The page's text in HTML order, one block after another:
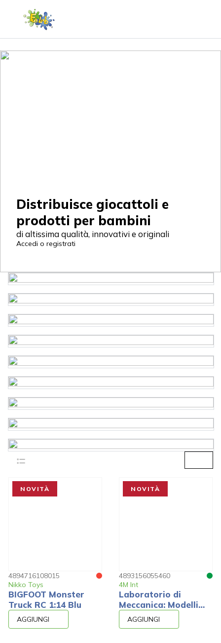
Distribuisce giocattoli e
prodotti per bambini
di altissima qualità, innovativi e originali
Accedi o registrati
Make it real
Bullyland
Lena
Bonikka
Erzi
Nikko
Qwitoy
Outlet - extra sconto
NOVITÀ
4894716108015
Nikko Toys
BIGFOOT Monster
Truck RC 1:14 Blu
AGGIUNGI
NOVITÀ
4893156055460
4M Int
Laboratorio di
Meccanica: Modelli
motorizzati e
Ingranaggi
AGGIUNGI